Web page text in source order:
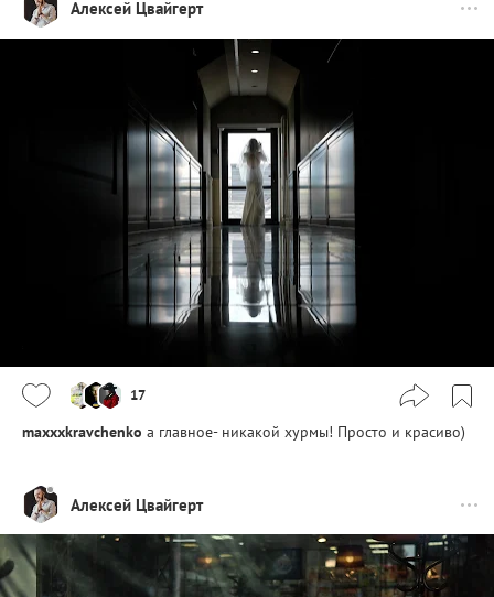
Алексей Цвайгерт
17
maxxxkravchenko а главное- никакой хурмы! Просто и красиво)
Алексей Цвайгерт